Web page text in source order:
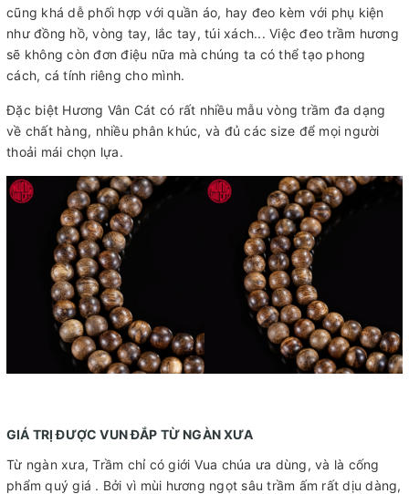
cũng khá dễ phối hợp với quần áo, hay đeo kèm với phụ kiện
như đồng hồ, vòng tay, lắc tay, túi xách... Việc đeo trầm hương
sẽ không còn đơn điệu nữa mà chúng ta có thể tạo phong
cách, cá tính riêng cho mình.
Đặc biệt Hương Vân Cát có rất nhiều mẫu vòng trầm đa dạng
về chất hàng, nhiều phân khúc, và đủ các size để mọi người
thoải mái chọn lựa.
GIÁ TRỊ ĐƯỢC VUN ĐẮP TỪ NGÀN XƯA
Từ ngàn xưa, Trầm chỉ có giới Vua chúa ưa dùng, và là cống
phẩm quý giá . Bởi vì mùi hương ngọt sâu trầm ấm rất dịu dàng,